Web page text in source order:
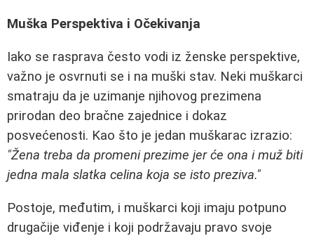
Muška Perspektiva i Očekivanja
Iako se rasprava često vodi iz ženske perspektive,
važno je osvrnuti se i na muški stav. Neki muškarci
smatraju da je uzimanje njihovog prezimena
prirodan deo bračne zajednice i dokaz
posvećenosti. Kao što je jedan muškarac izrazio:
"Žena treba da promeni prezime jer će ona i muž biti
jedna mala slatka celina koja se isto preziva."
Postoje, međutim, i muškarci koji imaju potpuno
drugačije viđenje i koji podržavaju pravo svoje